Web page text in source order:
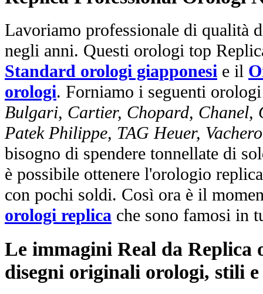
Lavoriamo professionale di qualità
negli anni. Questi orologi top
Standard orologi giapponesi e il
orologi. Forniamo i seguenti
Bulgari, Cartier, Chopard, Chanel,
Patek Philippe, TAG Heuer,
bisogno di spendere tonnellate di
è possibile ottenere l'orologio
con pochi soldi. Così ora è il
orologi replica che sono famosi in
Le immagini Real da Replica
disegni originali orologi, stili